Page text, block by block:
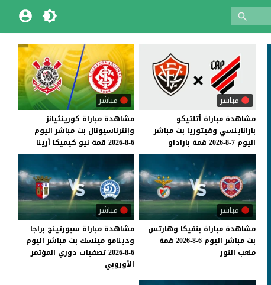
مباشر
مشاهدة مباراة أتلتيكو
باراناينسي وفيتوريا بث مباشر
اليوم 7-8-2026 قمة باراداو
مباشر
مشاهدة مباراة كورينثيانز
وإنترناسيونال بث مباشر اليوم
6-8-2026
قمة نيو كيميكا أرينا
مباشر
مشاهدة مباراة بنفيكا وهارتس
بث مباشر اليوم 6-8-2026
قمة
ملعب النور
مباشر
مشاهدة مباراة سبورتينج براجا
ودينامو مينسك بث مباشر اليوم
6-8-2026 تصفيات دوري المؤتمر
الأوروبي